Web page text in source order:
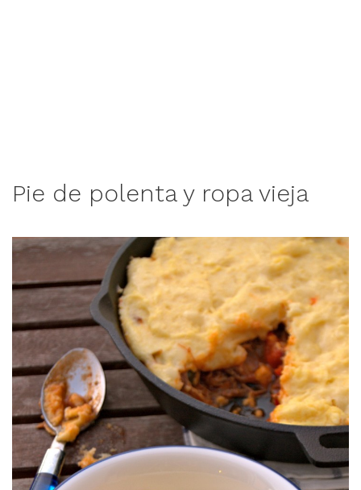
Pie de polenta y ropa vieja